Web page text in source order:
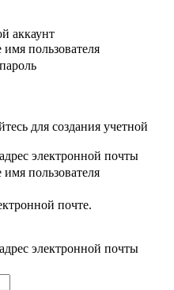
аккаунт
пользователя
для создания учетной
электронной почты
пользователя
почте.
электронной почты